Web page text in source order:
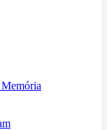
Memória